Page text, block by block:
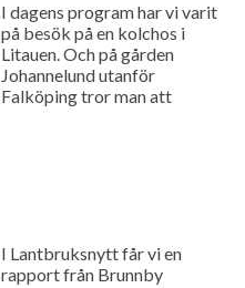
I dagens program har vi varit
på besök på en kolchos i
Litauen. Och på gården
Johannelund utanför
Falköping tror man att
I Lantbruksnytt får vi en
rapport från Brunnby